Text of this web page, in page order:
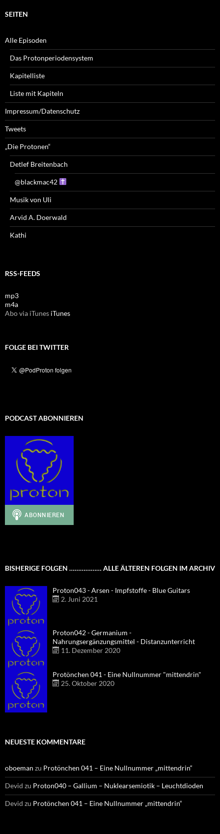
SEITEN
Alle Episoden
Das Protonperiodensystem
Kapitelliste
Liste mit Kapiteln
Impressum/Datenschutz
Tweets
„Die Protonen“
Detlef Breitenbach
@blackmac42
Musik von Uli
Arvid A. Doerwald
Kathi
RSS-FEEDS
mp3
m4a
Abo via iTunes iTunes
FOLGE BEI TWITTER
PODCAST ABONNIEREN
BISHERIGE FOLGEN ……………… ALLE ÄLTEREN FOLGEN IM ARCHIV
Proton043 - Arsen - Impfstoffe - Blue Guitars
2. Juni 2021
Proton042 - Germanium -
Nahrungsergänzungsmittel - Distanzunterricht
11. Dezember 2020
Protönchen 041 - Eine Nullnummer "mittendrin"
25. Oktober 2020
NEUESTE KOMMENTARE
oboeman zu Protönchen 041 – Eine Nullnummer „mittendrin“
Devid zu Proton040 – Gallium – Nuklearsemiotik – Leuchtdioden
Devid zu Protönchen 041 – Eine Nullnummer „mittendrin“